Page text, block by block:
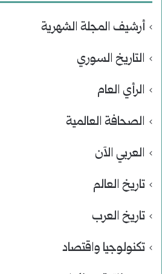
أرشيف المجلة الشهرية
التاريخ السوري
الرأي العام
الصحافة العالمية
العربي الآن
تاريخ العالم
تاريخ العرب
تكنولوجيا واقتصاد